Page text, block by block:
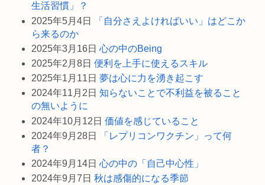
生活習慣」？
2025年5月4日
「自分さえよければいい」はどこか
ら来るのか
2025年3月16日 心の中のBeing
2025年2月8日 便利を上手に使えるスキル
2025年1月11日 夢は心に力を湧き起こす
2024年11月2日 知らないことで不利益を被ること
の無いように
2024年10月12日 価値を感じていること
2024年9月28日
「レプリコンワクチン」って何
者？
2024年9月14日 心の中の「自己中心性」
2024年9月7日 秋は感傷的になる季節